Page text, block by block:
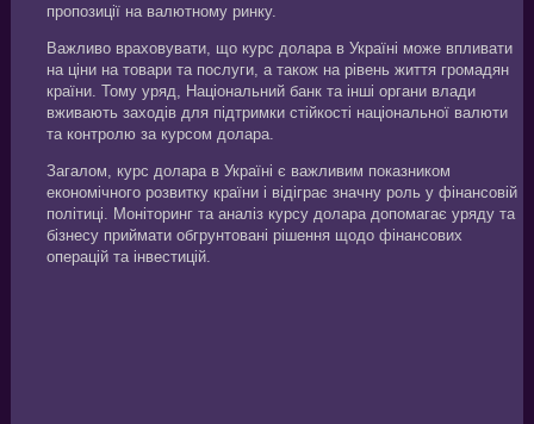
пропозиції на валютному ринку.
Важливо враховувати, що курс долара в Україні може впливати
на ціни на товари та послуги, а також на рівень життя громадян
країни. Тому уряд, Національний банк та інші органи влади
вживають заходів для підтримки стійкості національної валюти
та контролю за курсом долара.
Загалом, курс долара в Україні є важливим показником
економічного розвитку країни і відіграє значну роль у фінансовій
політиці. Моніторинг та аналіз курсу долара допомагає уряду та
бізнесу приймати обгрунтовані рішення щодо фінансових
операцій та інвестицій.